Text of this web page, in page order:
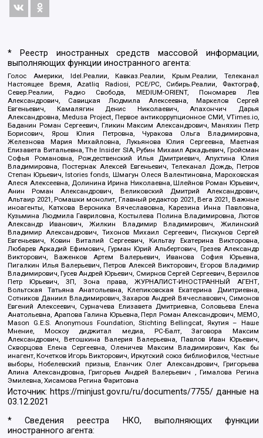
* Реестр иностранных средств массовой информации,
выполняющих функции иностранного агента:
Голос Америки, Idel.Реалии, Кавказ.Реалии, Крым.Реалии, Телеканал
Настоящее Время, Azatliq Radiosi, PCE/PC, Сибирь.Реалии, Фактограф,
Север.Реалии, Радио Свобода, MEDIUM-ORIENT, Пономарев Лев
Александрович, Савицкая Людмила Алексеевна, Маркелов Сергей
Евгеньевич, Камалягин Денис Николаевич, Апахончич Дарья
Александровна, Medusa Project, Первое антикоррупционное СМИ, VTimes.io,
Баданин Роман Сергеевич, Гликин Максим Александрович, Маняхин Петр
Борисович, Ярош Юлия Петровна, Чуракова Ольга Владимировна,
Железнова Мария Михайловна, Лукьянова Юлия Сергеевна, Маетная
Елизавета Витальевна, The Insider SIA, Рубин Михаил Аркадьевич, Гройсман
Софья Романовна, Рождественский Илья Дмитриевич, Апухтина Юлия
Владимировна, Постернак Алексей Евгеньевич, Телеканал Дождь, Петров
Степан Юрьевич, Istories fonds, Шмагун Олеся Валентиновна, Мароховская
Алеся Алексеевна, Долинина Ирина Николаевна, Шлейнов Роман Юрьевич,
Анин Роман Александрович, Великовский Дмитрий Александрович,
Альтаир 2021, Ромашки монолит, Главный редактор 2021, Вега 2021, Важные
иноагенты, Каткова Вероника Вячеславовна, Карезина Инна Павловна,
Кузьмина Людмила Гавриловна, Костылева Полина Владимировна, Лютов
Александр Иванович, Жилкин Владимир Владимирович, Жилинский
Владимир Александрович, Тихонов Михаил Сергеевич, Пискунов Сергей
Евгеньевич, Ковин Виталий Сергеевич, Кильтау Екатерина Викторовна,
Любарев Аркадий Ефимович, Гурман Юрий Альбертович, Грезев Александр
Викторович, Важенков Артем Валерьевич, Иванова София Юрьевна,
Пигалкин Илья Валерьевич, Петров Алексей Викторович, Егоров Владимир
Владимирович, Гусев Андрей Юрьевич, Смирнов Сергей Сергеевич, Верзилов
Петр Юрьевич, ЗП, Зона права, ЖУРНАЛИСТ-ИНОСТРАННЫЙ АГЕНТ,
Вольтская Татьяна Анатольевна, Клепиковская Екатерина Дмитриевна,
Сотников Даниил Владимирович, Захаров Андрей Вячеславович, Симонов
Евгений Алексеевич, Сурначева Елизавета Дмитриевна, Соловьева Елена
Анатольевна, Арапова Галина Юрьевна, Перл Роман Александрович, МЕМО,
Mason G.E.S. Anonymous Foundation, Stichting Bellingcat, Якутия – Наше
Мнение, Москоу диджитал медиа, РС-Балт, Заговора Максим
Александрович, Ветошкина Валерия Валерьевна, Павлов Иван Юрьевич,
Скворцова Елена Сергеевна, Оленичев Максим Владимирович, Как бы
инагент, Кочетков Игорь Викторович, Иркутский союз библиофилов, Честные
выборы, Нобелевский призыв, Еланчик Олег Александрович, Григорьева
Алина Александровна, Григорьев Андрей Валерьевич , Гималова Регина
Эмилевна, Хисамова Регина Фаритовна
Источник: https://minjust.gov.ru/ru/documents/7755/ данные на
03.12.2021
* Сведения реестра НКО, выполняющих функции
иностранного агента: